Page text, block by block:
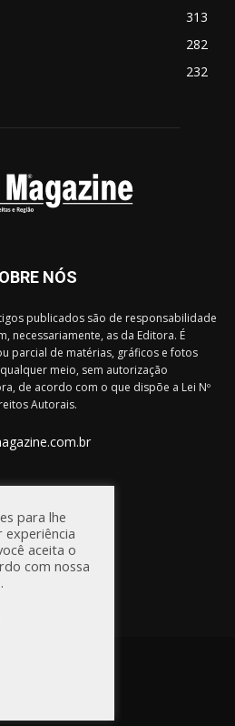
313
282
232
NÓS
publicados são de responsabilidade
necessariamente, as da Editora. É
parcial de matérias, gráficos e fotos
meio, sem autorização
de acordo com o que dispõe a Lei Nº
Autorais.
CONECTADO
por:
para lhe
aceita o
com nossa